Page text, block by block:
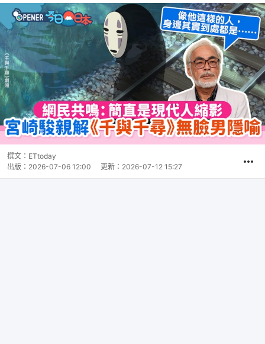
撰文： ETtoday
出版： 2026-07-06 12:00 更新： 2026-07-12 15:27